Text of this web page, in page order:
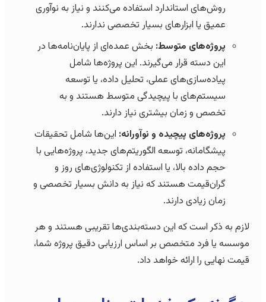
روش‌های استاندارد استفاده می‌کنند و نیاز به نوآوری
عمیق یا ابزارهای بسیار تخصصی ندارند.
پروژه‌های متوسط: بخش عمده‌ای از پایان‌نامه‌ها در
این دسته قرار می‌گیرند. این پروژه‌ها شامل
پیاده‌سازی‌های عملی، تحلیل داده، یا توسعه
سیستم‌های با پیچیدگی متوسط هستند و به
تخصص و زمان بیشتری نیاز دارند.
پروژه‌های پیچیده و نوآورانه: این‌ها شامل تحقیقات
پیشگامانه، توسعه الگوریتم‌های جدید، پروژه‌هایی با
حجم داده بالا، یا استفاده از تکنولوژی‌های روز و
گران‌قیمت هستند که نیاز به دانش بسیار تخصصی و
زمان زیادی دارند.
لازم به ذکر است که این دسته‌بندی‌ها تقریبی هستند و هر
موسسه یا فرد متخصص بر اساس ارزیابی دقیق پروژه شما،
قیمت نهایی را ارائه خواهد داد.